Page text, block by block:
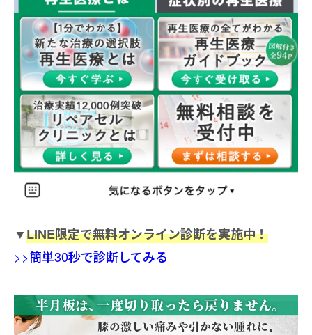
▼LINE限定で無料オンライン診断を実施中！
>>簡単30秒で診断してみる